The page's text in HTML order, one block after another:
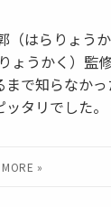
はらりょう
うかく）監
で知らなか
タリでした